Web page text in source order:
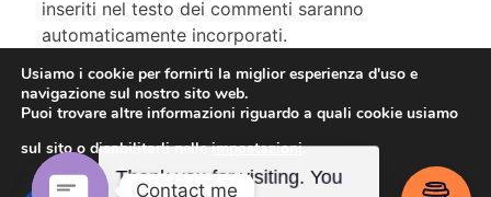
inseriti nel testo dei commenti saranno
automaticamente incorporati.
Usiamo i cookie per fornirti la miglior esperienza d'uso e
navigazione sul nostro sito web.
Puoi trovare altre informazioni riguardo a quali cookie usiamo
sul sito o disabilitarli nelleimpostazioni.
Contact me